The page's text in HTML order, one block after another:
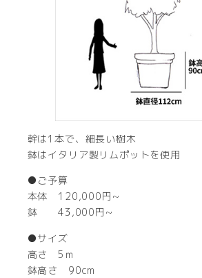
幹は1本で、細長い樹木
鉢はイタリア製リムポットを使用
●ご予算
本体 120,000円~
鉢 43,000円~
●サイズ
高さ 5ｍ
鉢高さ 90cm